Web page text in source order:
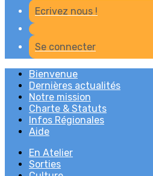
Ecrivez nous !
Se connecter
Bienvenue
Dernières actualités
Notre mission
Charte & Statuts
Infos Régionales
Aide
En Atelier
Sorties